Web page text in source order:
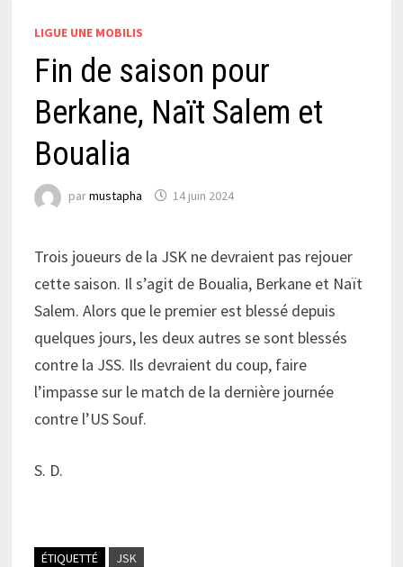
LIGUE UNE MOBILIS
Fin de saison pour
Berkane, Naït Salem et
Boualia
parmustapha 14 juin 2024
Trois joueurs de la JSK ne devraient pas rejouer
cette saison. Il s’agit de Boualia, Berkane et Naït
Salem. Alors que le premier est blessé depuis
quelques jours, les deux autres se sont blessés
contre la JSS. Ils devraient du coup, faire
l’impasse sur le match de la dernière journée
contre l’US Souf.
S. D.
ÉTIQUETTÉ JSK